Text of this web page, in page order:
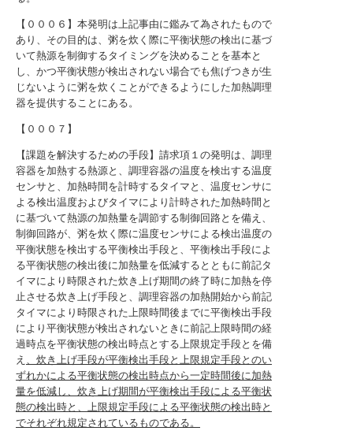
【０００６】本発明は上記事由に鑑みて為されたもので
あり、その目的は、粥を炊く際に平衡状態の検出に基づ
いて熱源を制御するタイミングを決めることを基本と
し、かつ平衡状態が検出されない場合でも焦げつきが生
じないように粥を炊くことができるようにした加熱調理
器を提供することにある。
【０００７】
【課題を解決するための手段】請求項１の発明は、調理
容器を加熱する熱源と、調理容器の温度を検出する温度
センサと、加熱時間を計時するタイマと、温度センサに
よる検出温度およびタイマにより計時された加熱時間と
に基づいて熱源の加熱量を調節する制御回路とを備え、
制御回路が、粥を炊く際に温度センサによる検出温度の
平衡状態を検出する平衡検出手段と、平衡検出手段によ
る平衡状態の検出後に加熱量を低減するとともに前記タ
イマにより時限された炊き上げ期間の終了時に加熱を停
止させる炊き上げ手段と、調理容器の加熱開始から前記
タイマにより時限された上限時間後までに平衡検出手段
により平衡状態が検出されないときに前記上限時間の経
過時点を平衡状態の検出時点とする上限規定手段とを備
え 、炊き上げ手段が平衡検出手段と上限規定手段とのい
ずれかによる平衡状態の検出時点から一定時間後に加熱
量を低減し、炊き上げ期間が平衡検出手段による平衡状
態の検出時と、上限規定手段による平衡状態の検出時と
でそれぞれ規定されているものである。